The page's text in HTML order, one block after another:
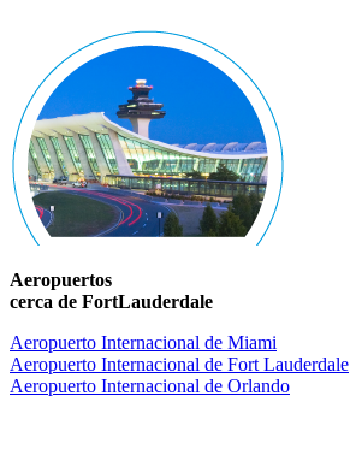
Aeropuertos
cerca de FortLauderdale
Aeropuerto Internacional de Miami
Aeropuerto Internacional de Fort Lauderdale
Aeropuerto Internacional de Orlando